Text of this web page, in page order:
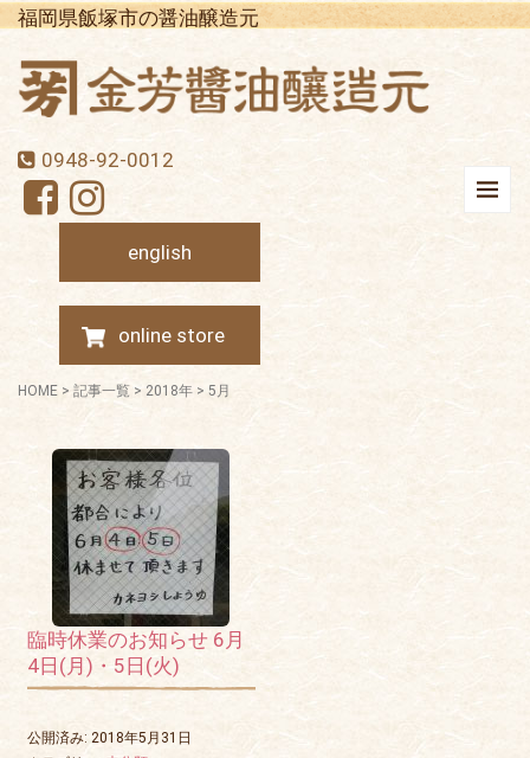
福岡県飯塚市の醤油醸造元
0948-92-0012
english
online store
HOME > 記事一覧 > 2018年 > 5月
臨時休業のお知らせ 6月
4日(月)・5日(火)
公開済み: 2018年5月31日